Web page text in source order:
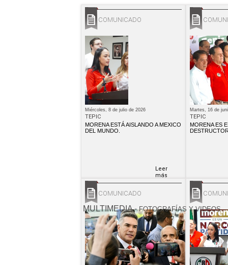
COMUNICADO
Miércoles, 8 de julio de 2026
TEPIC
MORENA ESTÁ AISLANDO A MEXICO
DEL MUNDO.
Leer
más
Martes, 16 de
TEPIC
MORENA ES
COMUNICADO
MULTIMEDIA-FOTOGRAFÍAS Y VIDEOS